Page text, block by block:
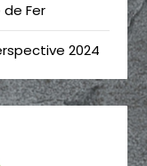
de Fer
2024